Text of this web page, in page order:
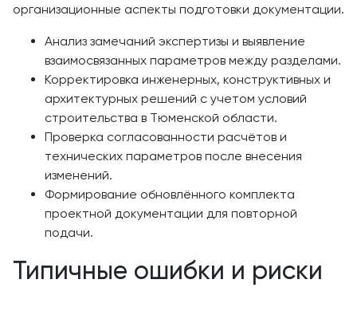
организационные аспекты подготовки документации.
Анализ замечаний экспертизы и выявление
взаимосвязанных параметров между разделами.
Корректировка инженерных, конструктивных и
архитектурных решений с учетом условий
строительства в Тюменской области.
Проверка согласованности расчётов и
технических параметров после внесения
изменений.
Формирование обновлённого комплекта
проектной документации для повторной
подачи.
Типичные ошибки и риски